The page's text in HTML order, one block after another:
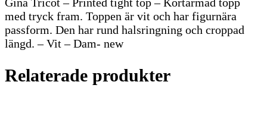
med tryck fram. Toppen är vit och har figurnära
passform. Den har rund halsringning och croppad
längd. – Vit – Dam- new
Relaterade produkter